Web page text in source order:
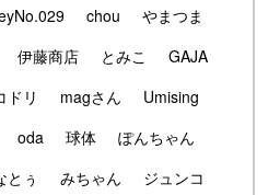
chou
やまつま
伊藤商店 とみこ
GAJA
ドリ magさん
Umising
oda 球体
ぽんちゃん
とぅ みちゃん
ジュンコ